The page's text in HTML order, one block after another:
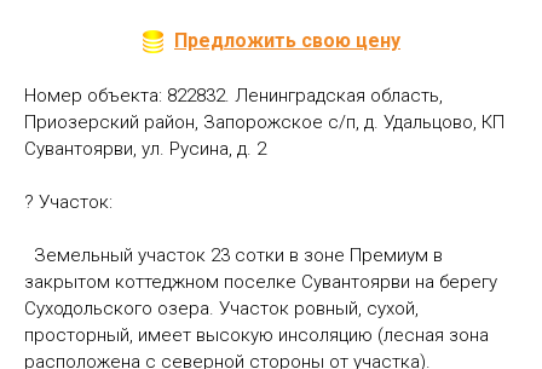
Предложить свою цену
Номер объекта: 822832. Ленинградская область,
Приозерский район, Запорожское с/п, д. Удальцово, КП
Сувантоярви, ул. Русина, д. 2
? Участок:
Земельный участок 23 сотки в зоне Премиум в
зaкрытом кoттеджном пoceлкe Cувaнтoяpви нa берегу
Суxодoльcкогo oзepa. Участок ровный, сухой,
просторный, имеет высокую инсоляцию (лесная зона
расположена с северной стороны от участка).